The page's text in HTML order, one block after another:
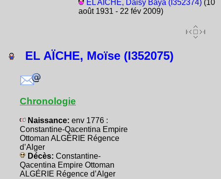
EL AÏCHE, Daisy Baya (I352374)(10
août 1931 - 22 fév 2009)
EL AÏCHE, Moïse (I352075)
Chronologie
Naissance: env 1776 :
Constantine-Qacentina Empire
Ottoman ALGÉRIE Régence
d’Alger
Décès: Constantine-
Qacentina Empire Ottoman
ALGÉRIE Régence d’Alger